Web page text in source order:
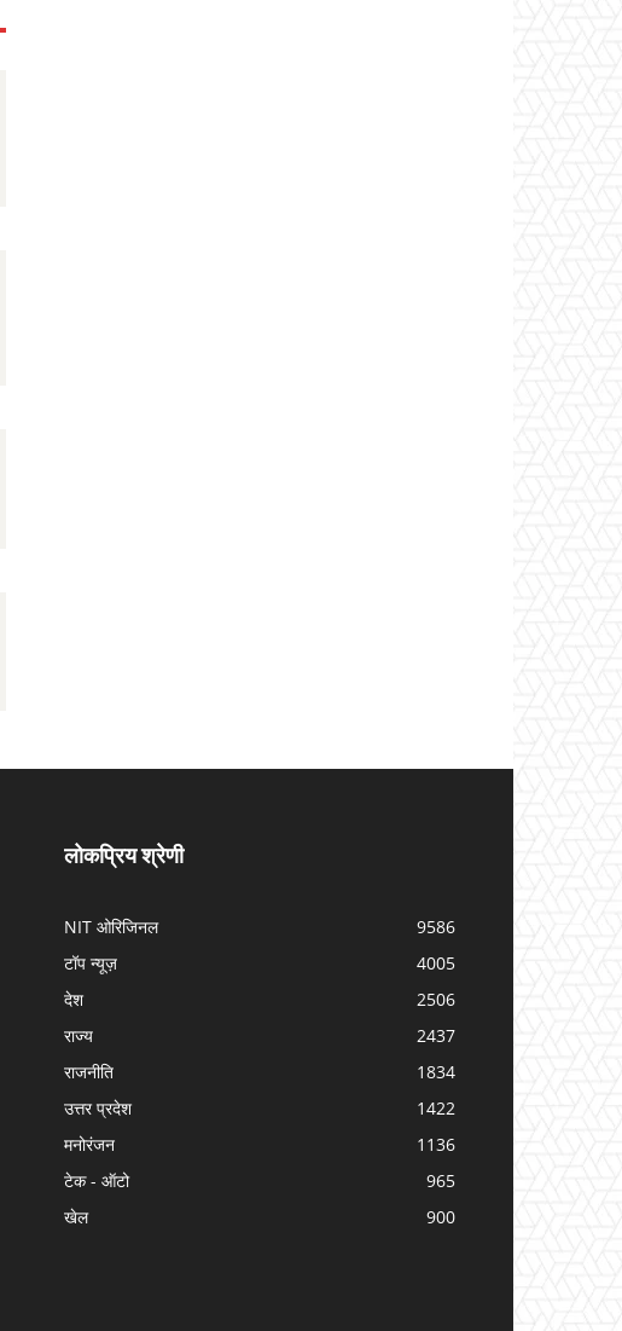
लोकप्रिय श्रेणी
NIT ओरिजिनल
9586
टॉप न्यूज़
4005
देश
2506
राज्य
2437
राजनीति
1834
उत्तर प्रदेश
1422
मनोरंजन
1136
टेक - ऑटो
965
खेल
900